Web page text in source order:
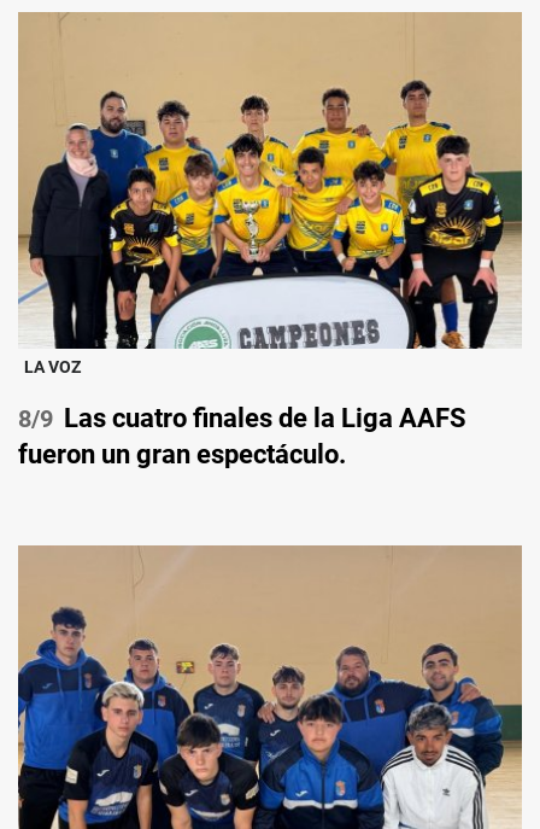
LA VOZ
/9 Las cuatro finales de la Liga AAFS
fueron un gran espectáculo.